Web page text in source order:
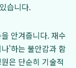
습니다.
안겨줍니다. 재수
'하는 불안감과 함
은 단순히 기술적